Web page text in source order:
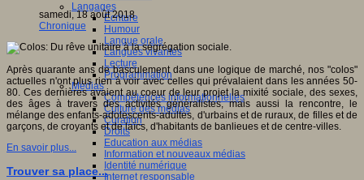
Langages
Ecriture
Humour
Langue orale
Langues vivantes
Lecture
Programmation
Médias
Compétences informationnelles
Culture des médias
Curation
Droits
Education aux médias
Information et nouveaux médias
Identité numérique
Internet responsable
samedi, 18 août 2018
Chronique
Après quarante ans de basculement dans une logique de marché, nos "colos"
actuelles n'ont plus rien à voir avec celles qui prévalaient dans les années 50-
80. Ces dernières avaient au coeur de leur projet la mixité sociale, des sexes,
des âges à travers des activités généralistes, mais aussi la rencontre, le
mélange des enfants-adolescents-adultes, d'urbains et de ruraux, de filles et de
garçons, de croyants et de laïcs, d'habitants de banlieues et de centre-villes.
En savoir plus...
Trouver sa place...